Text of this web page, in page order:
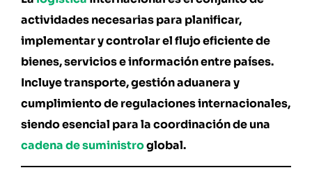
actividades necesarias para planificar,
implementar y controlar el flujo eficiente de
bienes, servicios e información entre países.
Incluye transporte, gestión aduanera y
cumplimiento de regulaciones internacionales,
siendo esencial para la coordinación de una
cadena de suministroglobal.